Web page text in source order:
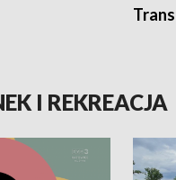
I REKREACJA